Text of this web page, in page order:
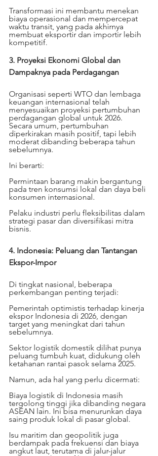
Transformasi ini membantu menekan
biaya operasional dan mempercepat
waktu transit, yang pada akhirnya
membuat eksportir dan importir lebih
kompetitif.
3. Proyeksi Ekonomi Global dan
Dampaknya pada Perdagangan
Organisasi seperti WTO dan lembaga
keuangan internasional telah
menyesuaikan proyeksi pertumbuhan
perdagangan global untuk 2026.
Secara umum, pertumbuhan
diperkirakan masih positif, tapi lebih
moderat dibanding beberapa tahun
sebelumnya.
Ini berarti:
Permintaan barang makin bergantung
pada tren konsumsi lokal dan daya beli
konsumen internasional.
Pelaku industri perlu fleksibilitas dalam
strategi pasar dan diversifikasi mitra
bisnis.
4. Indonesia: Peluang dan Tantangan
Ekspor-Impor
Di tingkat nasional, beberapa
perkembangan penting terjadi:
Pemerintah optimistis terhadap kinerja
ekspor Indonesia di 2026, dengan
target yang meningkat dari tahun
sebelumnya.
Sektor logistik domestik dilihat punya
peluang tumbuh kuat, didukung oleh
ketahanan rantai pasok selama 2025.
Namun, ada hal yang perlu dicermati:
Biaya logistik di Indonesia masih
tergolong tinggi jika dibanding negara
ASEAN lain. Ini bisa menurunkan daya
saing produk lokal di pasar global.
Isu maritim dan geopolitik juga
berdampak pada frekuensi dan biaya
angkut laut, terutama di jalur-jalur